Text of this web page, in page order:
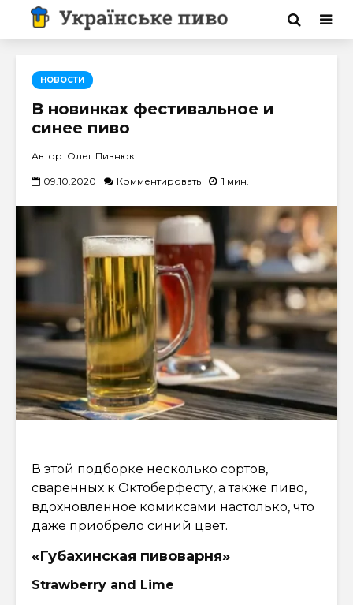
НОВОСТИ
В новинках фестивальное и
синее пиво
Автор: Олег Пивнюк
09.10.2020 Комментировать 1 мин.
В этой подборке несколько сортов,
сваренных к Октоберфесту, а также пиво,
вдохновленное комиксами настолько, что
даже приобрело синий цвет.
«Губахинская пивоварня»
Strawberry and Lime